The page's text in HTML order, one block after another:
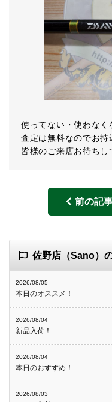
使ってない・使わなく
査定は無料なのでお持
皆様のご来店お待ち
前の記
佐野店（Sano）
2026/08/05
本日のオススメ！
2026/08/04
新品入荷！
2026/08/04
本日のおすすめ！
2026/08/03